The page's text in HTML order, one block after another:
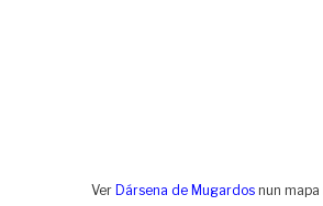
Ver Dársena de Mugardosnun mapa